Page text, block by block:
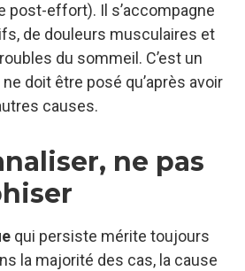
post-effort). Il s’accompagne
de douleurs musculaires et
du sommeil. C’est un
doit être posé qu’après avoir
causes.
ne pas
qui persiste mérite toujours
la majorité des cas, la cause